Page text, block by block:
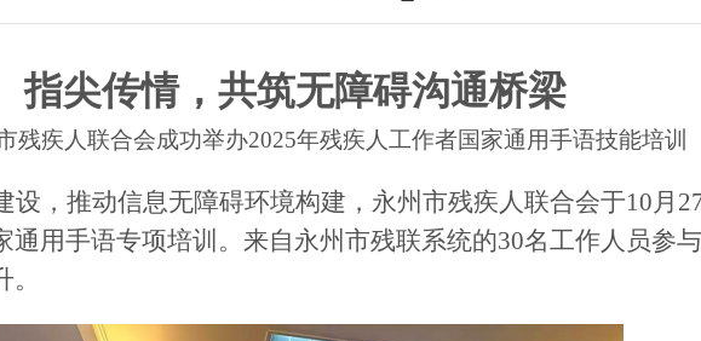
指尖传情，共筑无障碍沟通桥梁
疾人联合会成功举办2025年残疾人工作者国家通用手语技能培训
设，推动信息无障碍环境构建， 永州市残疾人联合会于10月
通用手语专项培训。来自永州市残联系统的30名工作人员参